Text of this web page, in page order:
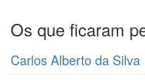
Os que ficaram
Carlos Alberto da Silva